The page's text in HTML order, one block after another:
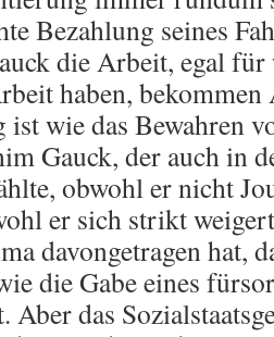
Bezahlung seines
die Arbeit, egal
haben,
wie das Bewahren
Gauck, der auch in
obwohl er nicht
er sich strikt
davongetragen hat,
die Gabe eines
Aber das